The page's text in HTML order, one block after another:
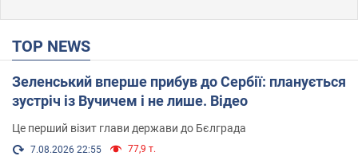
TOP NEWS
Зеленський вперше прибув до Сербії: планується
зустріч із Вучичем і не лише. Відео
Це перший візит глави держави до Бєлграда
7.08.2026 22:55 77,9 т.